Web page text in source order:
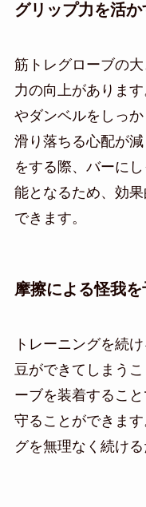
グリップ力を活か
筋トレグローブの
力の向上がありま
やダンベルをしっ
滑り落ちる心配が
をする際、バーに
能となるため、効
できます。
摩擦による怪我を
トレーニングを続
豆ができてしまう
ーブを装着するこ
守ることができま
グを無理なく続け